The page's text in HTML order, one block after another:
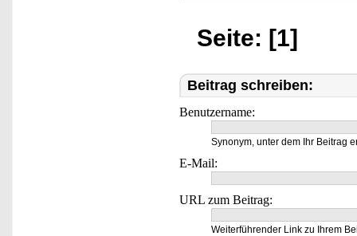
Seite: [1]
Beitrag schreiben:
Benutzername:
Synonym, unter dem Ihr Beitrag
E-Mail:
URL zum Beitrag:
Weiterführender Link zu Ihrem